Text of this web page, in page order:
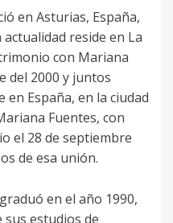
en Asturias, España,
actualidad reside en La
con Mariana
del 2000 y juntos
España, en la ciudad
Fuentes, con
el 28 de septiembre
de esa unión.
en el año 1990,
estudios de